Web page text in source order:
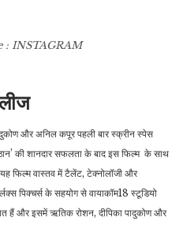
: INSTAGRAM
और अनिल कपूर पहली बार स्क्रीन स्पेस
की शानदार सफलता के बाद इस फिल्म के साथ
फिल्म वास्तव में टैलेंट, टेक्नोलॉजी और
पिक्चर्स के सहयोग से वायाकॉम18 स्टूडियो
हैं और इसमें ऋतिक रोशन, दीपिका पादुकोण और